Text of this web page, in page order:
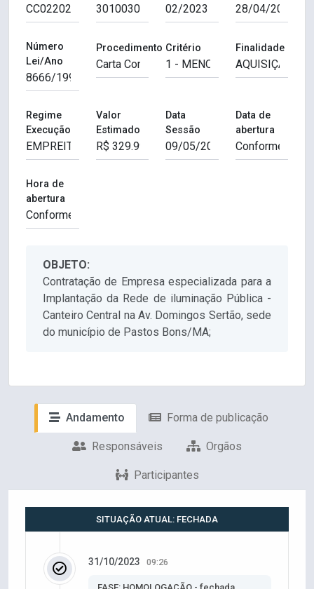
Número
Lei/Ano
Procedimento Critério Finalidade
Regime
Execução
Valor
Estimado
Data
Sessão
Data de
abertura
Hora de
abertura
OBJETO:
Contratação de Empresa especializada para a
Implantação da Rede de iluminação Pública -
Canteiro Central na Av. Domingos Sertão, sede
do município de Pastos Bons/MA;
Andamento Forma de publicação
Responsáveis Orgãos
Participantes
SITUAÇÃO ATUAL: FECHADA
31/10/2023 09:26